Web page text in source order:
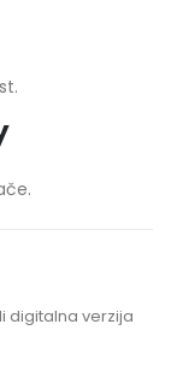
digitalna verzija